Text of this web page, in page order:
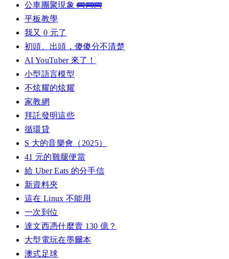
公車團聚現象 🚌🚌🚌
平板教學
我又 0 元了
初頭、出頭，傻傻分不清楚
AI YouTuber 來了！
小型語言模型
不炫耀的炫耀
家教網
拜託發明這些
循環貸
S 大的音樂會（2025）
41 元的雞腿便當
給 Uber Eats 的分手信
新資料夾
這在 Linux 不能用
一次到位
達文西憑什麼賣 130 億？
大型電玩在墨爾本
澳式足球